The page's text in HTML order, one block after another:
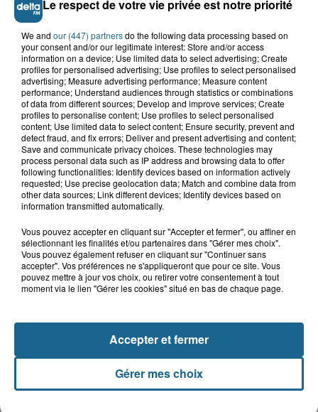
TOUTE L'ACTU
9 000 km pour rencontrer...
16h19
Blendecques : le jeune garçon de 12
ans qui s'était noyé est...
NOS JOURNAUX
18h12
Le journal du jeudi 06 août
2026, edition de 18h00
18h12
Le journal du jeudi 06 août
2026, edition de 18h00
Le respect de votre vie privée est notre priorité
We and our (447) partnersdo the following data processing based on
your consent and/or our legitimate interest: Store and/or access
information on a device; Use limited data to select advertising; Create
profiles for personalised advertising; Use profiles to select personalised
advertising; Measure advertising performance; Measure content
performance; Understand audiences through statistics or combinations
of data from different sources; Develop and improve services; Create
profiles to personalise content; Use profiles to select personalised
content; Use limited data to select content; Ensure security, prevent and
detect fraud, and fix errors; Deliver and present advertising and content;
Save and communicate privacy choices. These technologies may
process personal data such as IP address and browsing data to offer
following functionalities: Identify devices based on information actively
requested; Use precise geolocation data; Match and combine data from
other data sources; Link different devices; Identify devices based on
information transmitted automatically.
Vous pouvez accepter en cliquant sur "Accepter et fermer", ou affiner en
sélectionnant les finalités et/ou partenaires dans "Gérer mes choix".
Vous pouvez également refuser en cliquant sur "Continuer sans
accepter". Vos préférences ne s'appliqueront que pour ce site. Vous
pouvez mettre à jour vos choix, ou retirer votre consentement à tout
moment via le lien "Gérer les cookies" situé en bas de chaque page.
Gérer mes choix
Accepter et fermer